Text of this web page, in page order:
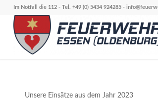
Im Notfall die 112 - Tel. +49 (0) 5434 924285 -
Unsere Einsätze aus dem Jahr 2023